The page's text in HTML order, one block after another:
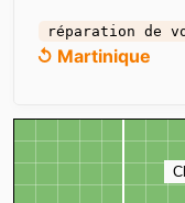
réparation de
↺ Martinique
Carte